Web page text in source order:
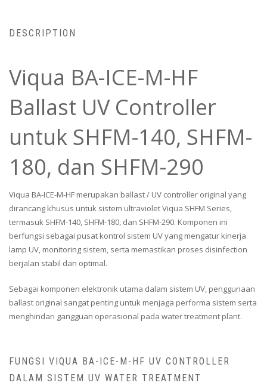
DESCRIPTION
Viqua BA-ICE-M-HF
Ballast UV Controller
untuk SHFM-140, SHFM-
180, dan SHFM-290
Viqua BA-ICE-M-HF merupakan ballast / UV controller original yang
dirancang khusus untuk sistem ultraviolet Viqua SHFM Series,
termasuk SHFM-140, SHFM-180, dan SHFM-290. Komponen ini
berfungsi sebagai pusat kontrol sistem UV yang mengatur kinerja
lamp UV, monitoring sistem, serta memastikan proses disinfection
berjalan stabil dan optimal.
Sebagai komponen elektronik utama dalam sistem UV, penggunaan
ballast original sangat penting untuk menjaga performa sistem serta
menghindari gangguan operasional pada water treatment plant.
FUNGSI VIQUA BA-ICE-M-HF UV CONTROLLER
DALAM SISTEM UV WATER TREATMENT